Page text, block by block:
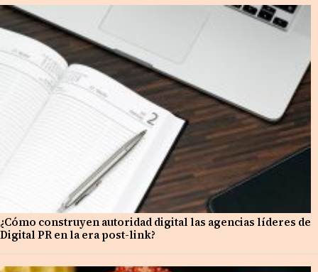
¿Cómo construyen autoridad digital las agencias líderes de
Digital PR en la era post-link?